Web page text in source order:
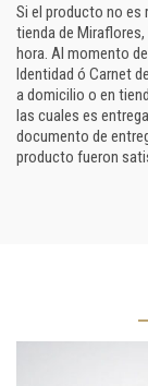
Si el producto no es
tienda de
hora. Al momento
Identidad ó Carnet
a domicilio o en
las cuales es
documento de
producto fueron